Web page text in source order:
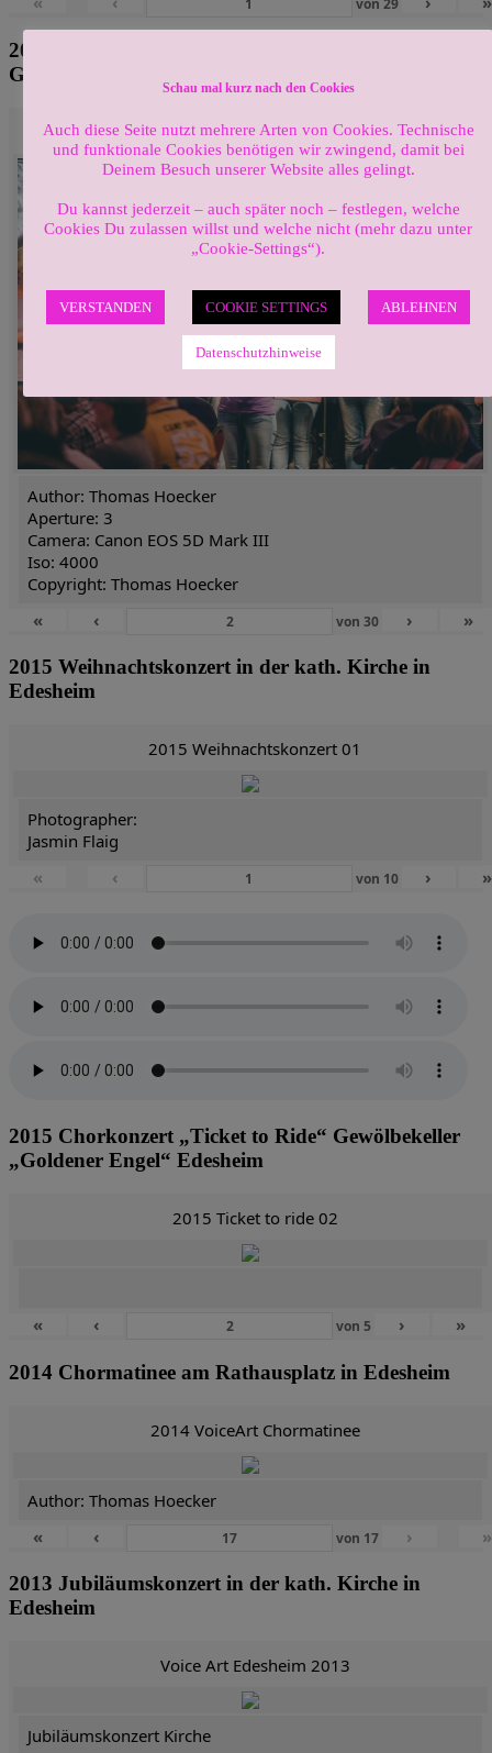
von 29
2017 Chorkonzert „It´s Raining Men“ im
Gewölbekeller „Goldener Engel“ Edesheim
2017-Sommerkonzert 037
Author: Thomas Hoecker
Aperture: 3
Camera: Canon EOS 5D Mark III
Iso: 4000
Copyright: Thomas Hoecker
«
‹ von30 › »
2015 Weihnachtskonzert in der kath. Kirche in
Edesheim
2015 Weihnachtskonzert 01
Photographer:
Jasmin Flaig
«
‹ von 10 › »
2015 Chorkonzert „Ticket to Ride“ Gewölbekeller
„Goldener Engel“ Edesheim
2015 Ticket to ride 02
« ‹ von5 › »
2014 Chormatinee am Rathausplatz in Edesheim
2014 VoiceArt Chormatinee
Author: Thomas Hoecker
«
‹ von 17 › »
2013 Jubiläumskonzert in der kath. Kirche in
Edesheim
Voice Art Edesheim 2013
Jubiläumskonzert Kirche
Schau mal kurz nach den Cookies
Auch diese Seite nutzt mehrere Arten von Cookies. Technische
und funktionale Cookies benötigen wir zwingend, damit bei
Deinem Besuch unserer Website alles gelingt.
Du kannst jederzeit – auch später noch – festlegen, welche
Cookies Du zulassen willst und welche nicht (mehr dazu unter
„Cookie-Settings“).
VERSTANDEN COOKIE SETTINGS ABLEHNEN
Datenschutzhinweise